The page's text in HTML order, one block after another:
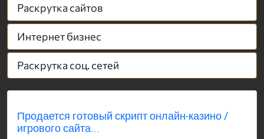
Раскрутка сайтов
Интернет бизнес
Раскрутка соц. сетей
Продается готовый скрипт онлайн-казино /
игрового сайта...